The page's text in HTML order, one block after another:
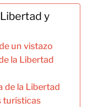
y
un vistazo
la Libertad
de la Libertad
turísticas